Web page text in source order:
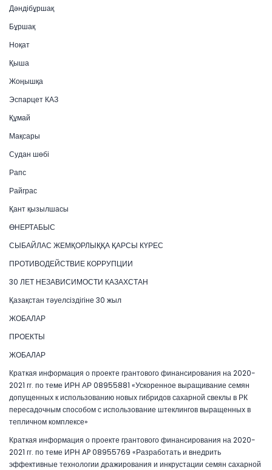
Дәндібұршақ
Бұршақ
Ноқат
Қыша
Жоңышқа
Эспарцет КАЗ
Құмай
Мақсары
Судан шөбі
Рапс
Райграс
Қант қызылшасы
ӨНЕРТАБЫС
СЫБАЙЛАС ЖЕМҚОРЛЫҚҚА ҚАРСЫ КҮРЕС
ПРОТИВОДЕЙСТВИЕ КОРРУПЦИИ
30 ЛЕТ НЕЗАВИСИМОСТИ КАЗАХСТАН
Қазақстан тәуелсіздігіне 30 жыл
ЖОБАЛАР
ПРОЕКТЫ
ЖОБАЛАР
Краткая информация о проекте грантового финансирования на 2020-
2021 гг. по теме ИРН АР 08955881 «Ускоренное выращивание семян
допущенных к использованию новых гибридов сахарной свеклы в РК
пересадочным способом с использование штеклингов выращенных в
тепличном комплексе»
Краткая информация о проекте грантового финансирования на 2020-
2021 гг. по теме ИРН AP 08955769 «Разработать и внедрить
эффективные технологии дражирования и инкрустации семян сахарной